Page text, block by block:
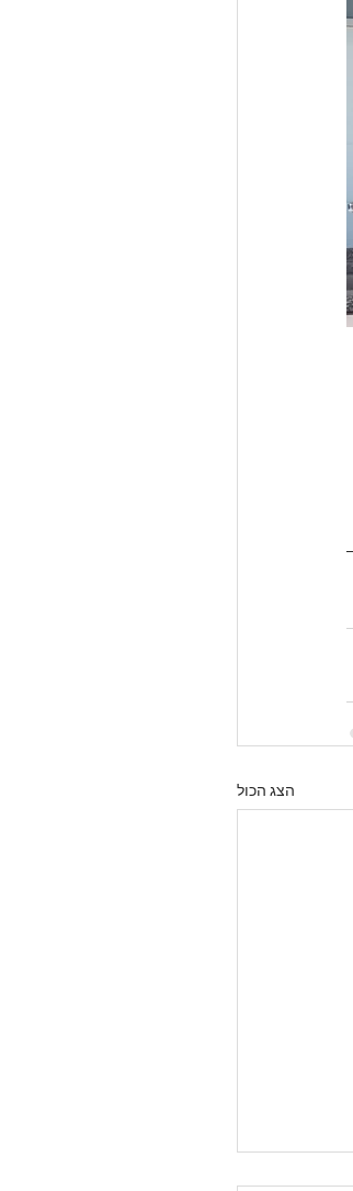
הצג הכול